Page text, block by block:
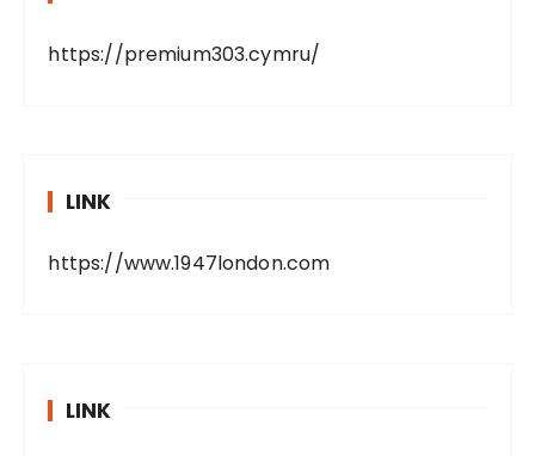
https://premium303.cymru/
LINK
https://www.1947london.com
LINK